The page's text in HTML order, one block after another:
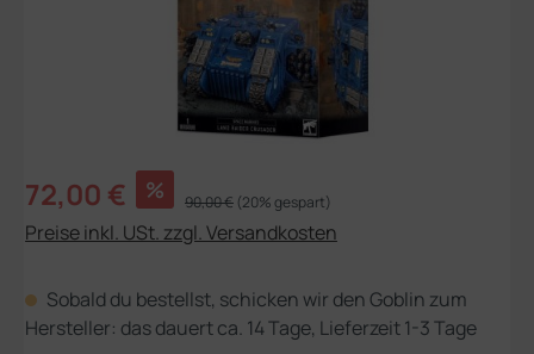
Verkaufspreis:
72,00 € % Regulärer Preis:
90,00 € (20% gespart)
Preise inkl. USt. zzgl. Versandkosten
Sobald du bestellst, schicken wir den Goblin zum
Hersteller: das dauert ca. 14 Tage, Lieferzeit 1-3 Tage